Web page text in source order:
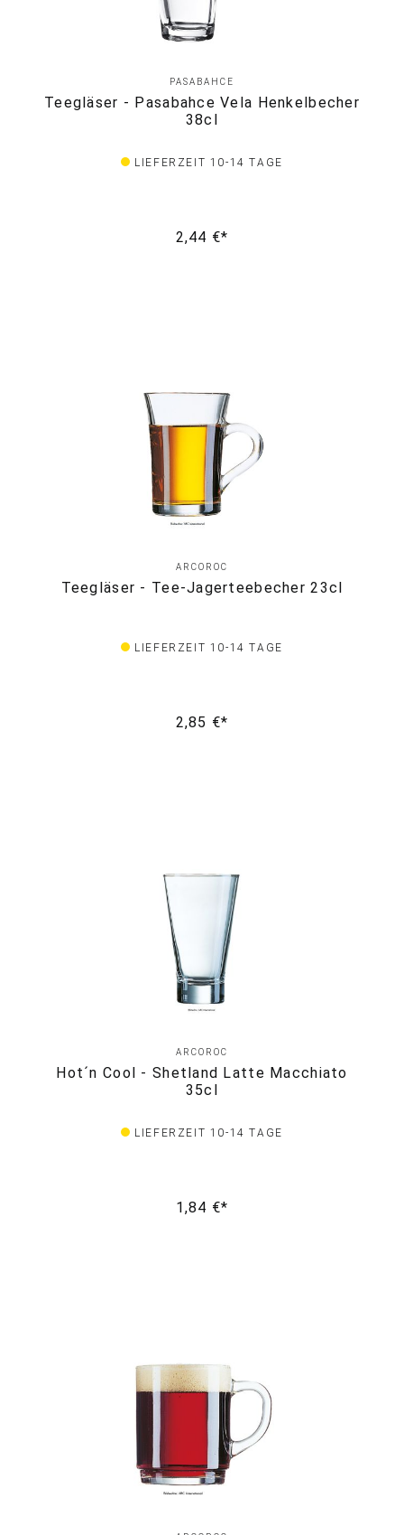
PASABAHCE
Teegläser - Pasabahce Vela Henkelbecher
38cl
LIEFERZEIT 10-14 TAGE
2,44 €*
ARCOROC
Teegläser - Tee-Jagerteebecher 23cl
LIEFERZEIT 10-14 TAGE
2,85 €*
ARCOROC
Hot´n Cool - Shetland Latte Macchiato
35cl
LIEFERZEIT 10-14 TAGE
1,84 €*